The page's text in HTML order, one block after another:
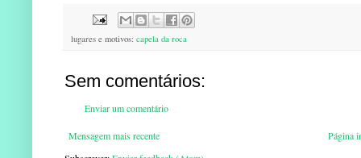
lugares e motivos: capela da roca
Sem comentários:
Enviar um comentário
Mensagem mais recente
Página